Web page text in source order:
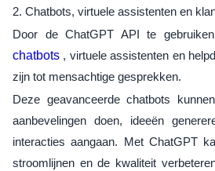
2. Chatbots, virtuele assistenten en
Door de ChatGPT API te
chatbots , virtuele assistenten en
zijn tot mensachtige gesprekken.
Deze geavanceerde chatbots
aanbevelingen doen, ideeën
interacties aangaan. Met ChatGPT
stroomlijnen en de kwaliteit